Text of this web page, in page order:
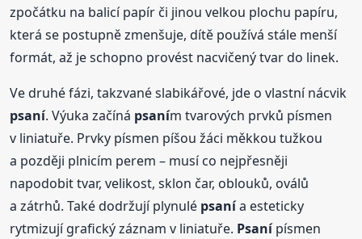
zpočátku na balicí papír či jinou velkou plochu papíru,
která se postupně zmenšuje, dítě používá stále menší
formát, až je schopno provést nacvičený tvar do linek.
Ve druhé fázi, takzvané slabikářové, jde o vlastní nácvik
psaní. Výuka začíná psaním tvarových prvků písmen
v liniatuře. Prvky písmen píšou žáci měkkou tužkou
a později plnicím perem – musí co nejpřesněji
napodobit tvar, velikost, sklon čar, oblouků, oválů
a zátrhů. Také dodržují plynulé psanía esteticky
rytmizují grafický záznam v liniatuře. Psanípísmen